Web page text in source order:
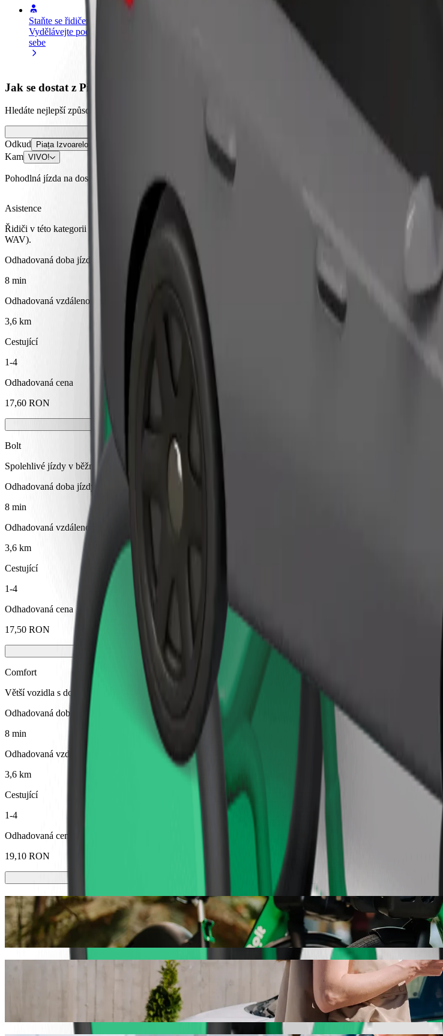
Staňte se řidičem
Vydělávejte podle
sebe
Přidejte restauraci nebo obchod
Oslovte více zákazníků a zvyšte si
Jak se dostat z Piața Izvoarelor do VIVO!
Hledáte nejlepší způsob, jak se dostat z Piața Izvoarelor do VIVO!? Prohlédněte si naše služby a najděte tu ideální
Stáhnout aplikaci
Odkud Piața Izvoarelor
Kam VIVO!
Pohodlná jízda na dosah ruky!
Asistence
Řidiči v této kategorii mohou asistovat seniorům a osobám se zdravotním postižením. Máte-li specifické
WAV).
Odhadovaná doba jízdy
8 min
Odhadovaná vzdálenost
3,6 km
Cestující
1-4
Odhadovaná cena
17,60 RON
Bolt
Spolehlivé jízdy v běžných vozidlech střední velikosti.
Odhadovaná doba jízdy
8 min
Odhadovaná vzdálenost
3,6 km
Cestující
1-4
Odhadovaná cena
17,50 RON
Comfort
Větší vozidla s dostatkem místa pro nohy a úložným prostorem
Odhadovaná doba jízdy
8 min
Odhadovaná vzdálenost
3,6 km
Cestující
1-4
Odhadovaná cena
19,10 RON
Koloběžky nebo e-kola
Přesouvejte se po Baia Mare na koloběžkách nebo e-kolech
Stáhnout aplikaci Bolt
Dostaňte se z Piața Izvoarelor do VIVO! s odvozem autem Bolt
Pokud hledáte nejlepší cenu pro jízdu do VIVO!, doporučujeme vám odvoz autem Bolt. S Boltem bude tato